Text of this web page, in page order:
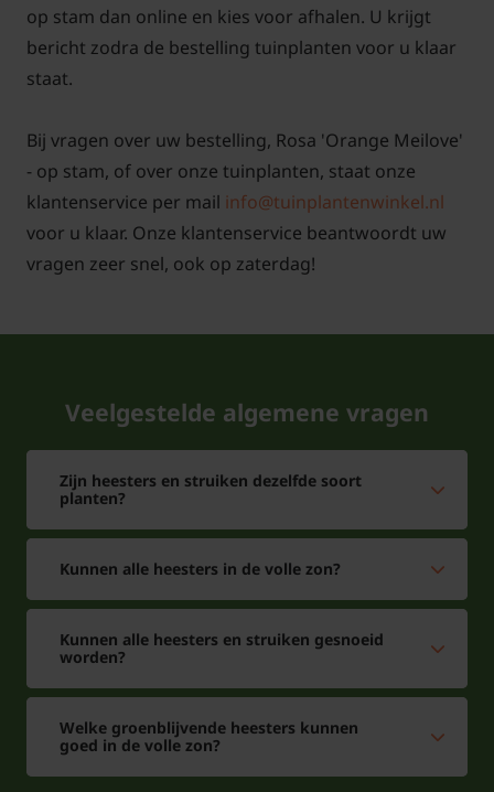
op stam dan online en kies voor afhalen. U krijgt
bericht zodra de bestelling tuinplanten voor u klaar
staat.
Bij vragen over uw bestelling, Rosa 'Orange Meilove'
- op stam, of over onze tuinplanten, staat onze
klantenservice per mail info@tuinplantenwinkel.nl
voor u klaar. Onze klantenservice beantwoordt uw
vragen zeer snel, ook op zaterdag!
Veelgestelde algemene vragen
Zijn heesters en struiken dezelfde soort
planten?
Kunnen alle heesters in de volle zon?
Kunnen alle heesters en struiken gesnoeid
worden?
Welke groenblijvende heesters kunnen
goed in de volle zon?